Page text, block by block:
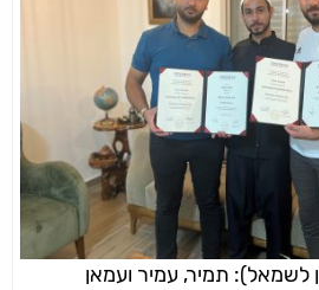
לשמאל): תמיר, עמיר ועמאן